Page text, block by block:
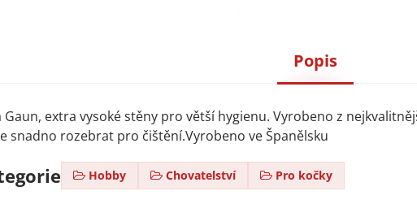
Popis
Gaun, extra vysoké stěny pro větší hygienu. Vyrobeno z
snadno rozebrat pro čištění.Vyrobeno ve Španělsku
Hobby Chovatelství Pro kočky